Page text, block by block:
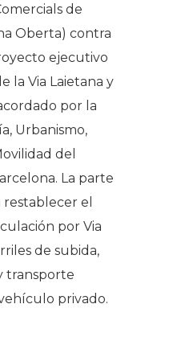
de
Oberta) contra
ejecutivo
la Via Laietana y
por la
Urbanismo,
del
La parte
el
por Via
de subida,
transporte
privado.